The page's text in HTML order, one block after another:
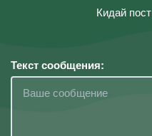
Кидай пост
Текст сообщения: